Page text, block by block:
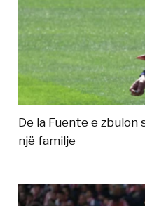
De la Fuente e zbulon
një familje